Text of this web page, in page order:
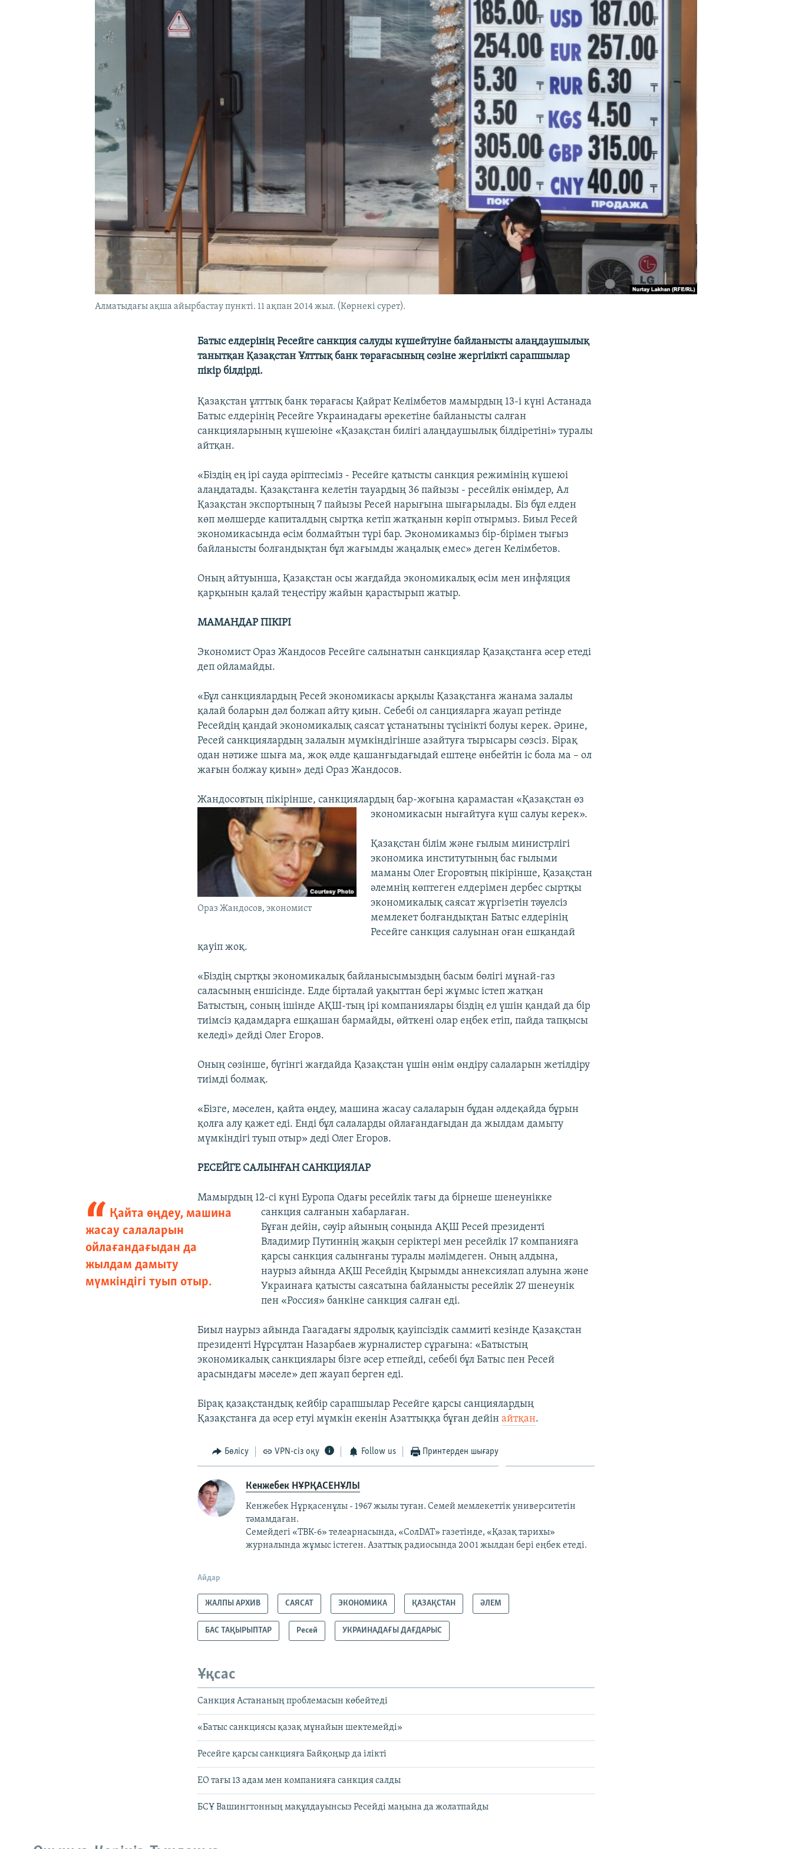
Алматыдағы ақша айырбастау пункті. 11 ақпан 2014 жыл. (Көрнекі сурет).
Батыс елдерінің Ресейге санкция салуды күшейтуіне байланысты алаңдаушылық
танытқан Қазақстан Ұлттық банк төрағасының сөзіне жергілікті сарапшылар
пікір білдірді.
Қазақстан ұлттық банк төрағасы Қайрат Келімбетов мамырдың 13-і күні Астанада
Батыс елдерінің Ресейге Украинадағы әрекетіне байланысты салған
санкцияларының күшеюіне «Қазақстан билігі алаңдаушылық білдіретіні» туралы
айтқан.
«Біздің ең ірі сауда әріптесіміз - Ресейге қатысты санкция режимінің күшеюі
алаңдатады. Қазақстанға келетін тауардың 36 пайызы - ресейлік өнімдер, Ал
Қазақстан экспортының 7 пайызы Ресей нарығына шығарылады. Біз бұл елден
көп мөлшерде капиталдың сыртқа кетіп жатқанын көріп отырмыз. Биыл Ресей
экономикасында өсім болмайтын түрі бар. Экономикамыз бір-бірімен тығыз
байланысты болғандықтан бұл жағымды жаңалық емес» деген Келімбетов.
Оның айтуынша, Қазақстан осы жағдайда экономикалық өсім мен инфляция
қарқынын қалай теңестіру жайын қарастырып жатыр.
МАМАНДАР ПІКІРІ
Экономист Ораз Жандосов Ресейге салынатын санкциялар Қазақстанға әсер етеді
деп ойламайды.
«Бұл санкциялардың Ресей экономикасы арқылы Қазақстанға жанама залалы
қалай боларын дәл болжап айту қиын. Себебі ол санцияларға жауап ретінде
Ресейдің қандай экономикалық саясат ұстанатыны түсінікті болуы керек. Әрине,
Ресей санкциялардың залалын мүмкіндігінше азайтуға тырысары сөзсіз. Бірақ
одан нәтиже шыға ма, жоқ әлде қашанғыдағыдай ештеңе өнбейтін іс бола ма – ол
жағын болжау қиын» деді Ораз Жандосов.
Жандосовтың пікірінше, санкциялардың бар-жоғына қарамастан «Қазақстан өз
экономикасын нығайтуға күш салуы керек».
Ораз Жандосов, экономист
Қазақстан білім және ғылым министрлігі
экономика институтының бас ғылыми
маманы Олег Егоровтың пікірінше, Қазақстан
әлемнің көптеген елдерімен дербес сыртқы
экономикалық саясат жүргізетін тәуелсіз
мемлекет болғандықтан Батыс елдерінің
Ресейге санкция салуынан оған ешқандай
қауіп жоқ.
«Біздің сыртқы экономикалық байланысымыздың басым бөлігі мұнай-газ
саласының еншісінде. Елде бірталай уақыттан бері жұмыс істеп жатқан
Батыстың, соның ішінде АҚШ-тың ірі компаниялары біздің ел үшін қандай да бір
тиімсіз қадамдарға ешқашан бармайды, өйткені олар еңбек етіп, пайда тапқысы
келеді» дейді Олег Егоров.
Оның сөзінше, бүгінгі жағдайда Қазақстан үшін өнім өндіру салаларын жетілдіру
тиімді болмақ.
«Бізге, мәселен, қайта өңдеу, машина жасау салаларын бұдан әлдеқайда бұрын
қолға алу қажет еді. Енді бұл салаларды ойлағандағыдан да жылдам дамыту
мүмкіндігі туып отыр» деді Олег Егоров.
РЕСЕЙГЕ САЛЫНҒАН САНКЦИЯЛАР
Мамырдың 12-сі күні Еуропа Одағы ресейлік тағы да бірнеше шенеунікке
санкция салғанын хабарлаған.
Қайта өңдеу, машина
жасау салаларын
ойлағандағыдан да
жылдам дамыту
мүмкіндігі туып отыр.
Бұған дейін, сәуір айының соңында АҚШ Ресей президенті
Владимир Путиннің жақын серіктері мен ресейлік 17 компанияға
қарсы санкция салынғаны туралы мәлімдеген. Оның алдына,
наурыз айында АҚШ Ресейдің Қырымды аннексиялап алуына және
Украинаға қатысты саясатына байланысты ресейлік 27 шенеунік
пен «Россия» банкіне санкция салған еді.
Биыл наурыз айында Гаагадағы ядролық қауіпсіздік саммиті кезінде Қазақстан
президенті Нұрсұлтан Назарбаев журналистер сұрағына: «Батыстың
экономикалық санкциялары бізге әсер етпейді, себебі бұл Батыс пен Ресей
арасындағы мәселе» деп жауап берген еді.
Бірақ қазақстандық кейбір сарапшылар Ресейге қарсы санциялардың
Қазақстанға да әсер етуі мүмкін екенін Азаттыққа бұған дейінайтқан.
Бөлісу VPN-сіз оқу Follow us Принтерден шығару
Кенжебек НҰРҚАСЕНҰЛЫ
Кенжебек Нұрқасенұлы - 1967 жылы туған. Семей мемлекеттік университетін
тәмамдаған.
Семейдегі «ТВК-6» телеарнасында, «СолDAT» газетінде, «Қазақ тарихы»
журналында жұмыс істеген. Азаттық радиосында 2001 жылдан бері еңбек етеді.
Айдар
ЖАЛПЫ АРХИВ САЯСАТ ЭКОНОМИКА ҚАЗАҚСТАН ӘЛЕМ
БАС ТАҚЫРЫПТАР Ресей УКРАИНАДАҒЫ ДАҒДАРЫС
Ұқсас
Санкция Астананың проблемасын көбейтеді
«Батыс санкциясы қазақ мұнайын шектемейді»
Ресейге қарсы санкцияға Байқоңыр да ілікті
ЕО тағы 13 адам мен компанияға санкция салды
БСҰ Вашингтонның мақұлдауынсыз Ресейді маңына да жолатпайды